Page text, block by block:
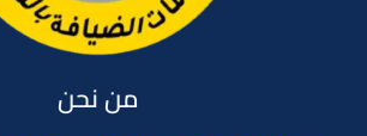
من نحن